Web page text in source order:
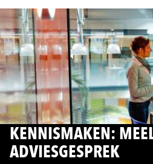
KENNISMAKEN:
ADVIESGESPREK